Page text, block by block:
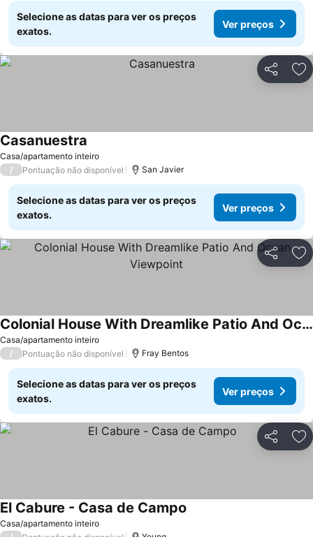
Selecione as datas para ver os preços
exatos.
Ver preços
Partilhar
Casa/apartamento inteiro
Casanuestra
/ Pontuação não disponível San Javier
Selecione as datas para ver os preços
exatos.
Ver preços
Partilhar
Casa/apartamento inteiro
Colonial House With Dreamlike Patio And Ocean Viewpoint
/ Pontuação não disponível Fray Bentos
Selecione as datas para ver os preços
exatos.
Ver preços
Partilhar
Casa/apartamento inteiro
El Cabure - Casa de Campo